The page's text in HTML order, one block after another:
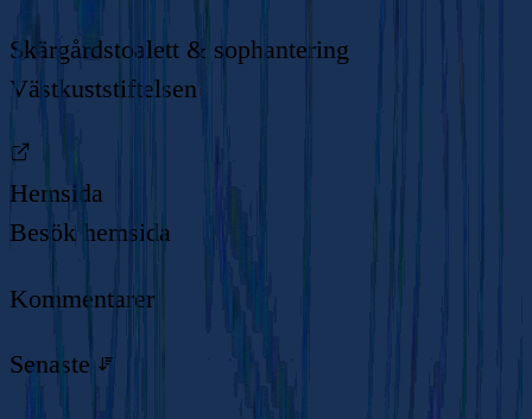
Skärgårdstoalett & sophantering
Västkuststiftelsen
Hemsida
Besök hemsida
Kommentarer
Senaste